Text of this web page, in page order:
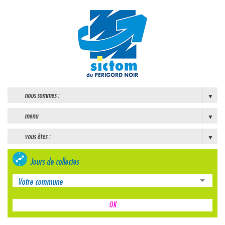
nous sommes :
menu
vous êtes :
Jours de collectes